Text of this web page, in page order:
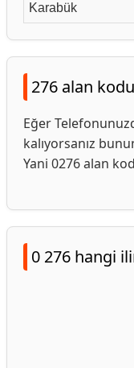
Karabük
276 alan
Eğer
kalıyorsanız
Yani 0276 alan
0 276 hangi